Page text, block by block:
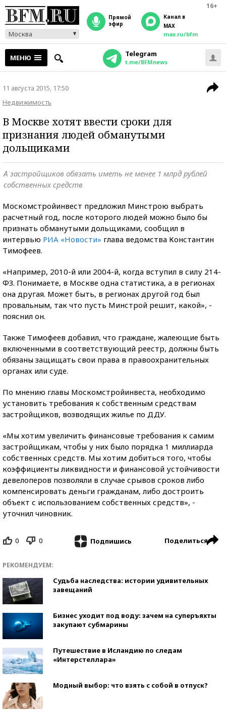
16+
Москва
прямой
эфир
Канал в
MAX
max.ru/bfm
МЕНЮ Telegram
t.me/BFMnews
11 августа 2015, 17:50
Недвижимость
В Москве хотят ввести сроки для
признания людей обманутыми
дольщиками
А застройщиков обязать иметь не менее 1 млрд рублей
собственных средств
Москомстройинвест предложил Минстрою выбрать
расчетный год, после которого людей можно было бы
признать обманутыми дольщиками, сообщил в
интервью РИА «Новости» глава ведомства Константин
Тимофеев.
«Например, 2010-й или 2004-й, когда вступил в силу 214-
ФЗ. Понимаете, в Москве одна статистика, а в регионах
она другая. Может быть, в регионах другой год был
провальным, так что пусть Минстрой решит, какой», -
пояснил он.
Также Тимофеев добавил, что граждане, жалеющие быть
включенными в соответствующий реестр, должны быть
обязаны защищать свои права в правоохранительных
органах или суде.
По мнению главы Москомстройинвеста, необходимо
установить требования к собственным средствам
застройщиков, возводящих жилье по ДДУ.
«Мы хотим увеличить финансовые требования к самим
застройщикам, чтобы у них было порядка 1 миллиарда
собственных средств. Мы хотим добиться того, чтобы
коэффициенты ликвидности и финансовой устойчивости
девелоперов позволяли в случае срывов сроков либо
компенсировать деньги гражданам, либо достроить
объект с использованием собственных средств», -
уточнил чиновник.
0 0 Подпишись Поделиться
РЕКОМЕНДУЕМ:
Судьба наследства: истории удивительных
завещаний
Бизнес уходит под воду: зачем на суперъяхты
закупают субмарины
Путешествие в Исландию по следам
«Интерстеллара»
Модный выбор: что взять с собой в отпуск?